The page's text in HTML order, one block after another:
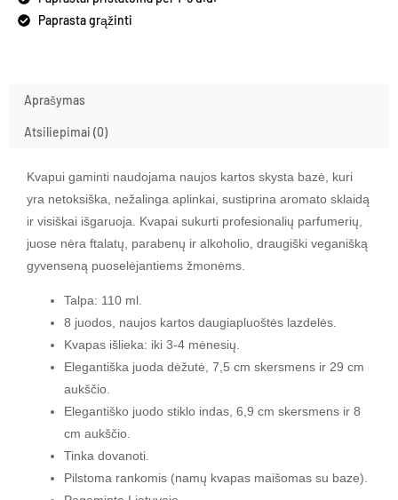
Paprasta grąžinti
Aprašymas
Atsiliepimai (0)
Kvapui gaminti naudojama naujos kartos skysta bazė, kuri
yra netoksiška, nežalinga aplinkai, sustiprina aromato sklaidą
ir visiškai išgaruoja. Kvapai sukurti profesionalių parfumerių,
juose nėra ftalatų, parabenų ir alkoholio, draugiški veganišką
gyvenseną puoselėjantiems žmonėms.
Talpa: 110 ml.
8 juodos, naujos kartos daugiapluoštės lazdelės.
Kvapas išlieka: iki 3-4 mėnesių.
Elegantiška juoda dėžutė, 7,5 cm skersmens ir 29 cm
aukščio.
Elegantiško juodo stiklo indas, 6,9 cm skersmens ir 8
cm aukščio.
Tinka dovanoti.
Pilstoma rankomis (namų kvapas maišomas su baze).